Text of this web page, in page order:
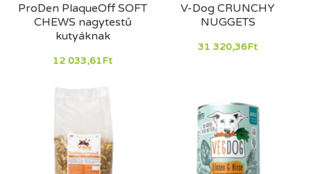
ProDen PlaqueOff SOFT
CHEWS nagytestű
kutyáknak
12 033,61Ft
V-Dog CRUNCHY
NUGGETS
31 320,36Ft